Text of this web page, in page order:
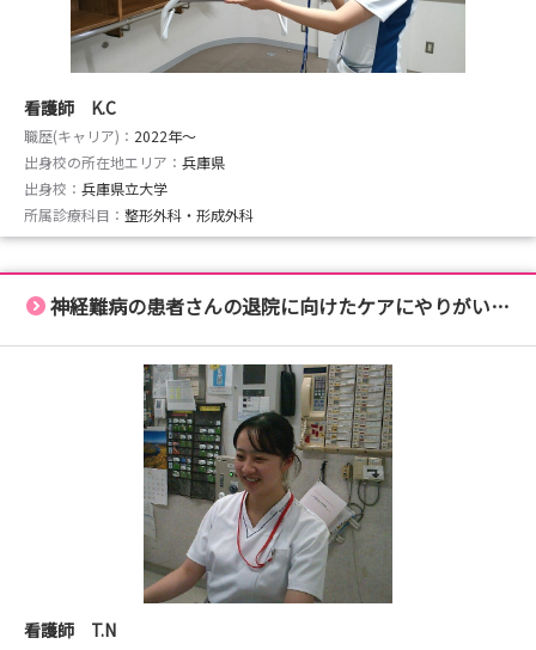
看護師 K.C
職歴(キャリア)： 2022年〜
出身校の所在地エリア： 兵庫県
出身校： 兵庫県立大学
所属診療科目： 整形外科・形成外科
神経難病の患者さんの退院に向けたケアにやりがいを感じられます
看護師 T.N